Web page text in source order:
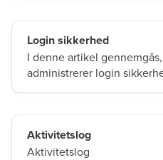
Login sikkerhed
I denne artikel
administrerer login
Aktivitetslog
Aktivitetslog